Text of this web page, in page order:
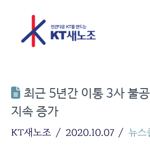
최근 5년간 이통 3사 불
지속 증가
KT새노조 2020.10.07 뉴스